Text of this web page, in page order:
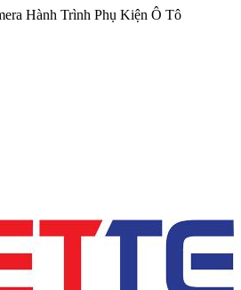
Hành Trình Phụ Kiện Ô Tô